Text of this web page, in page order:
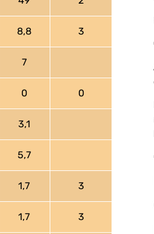
8,8 3
7
0 0
3,1
5,7
1,7 3
1,7 3